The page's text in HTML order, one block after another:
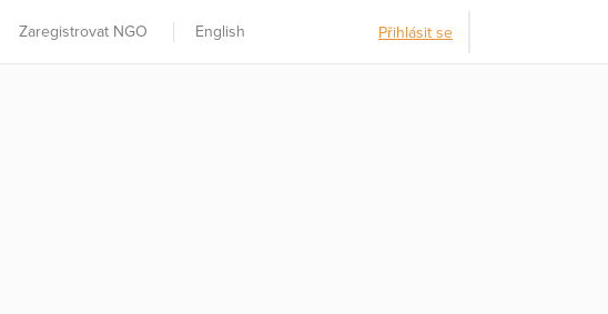
Zaregistrovat NGO English Přihlásit se